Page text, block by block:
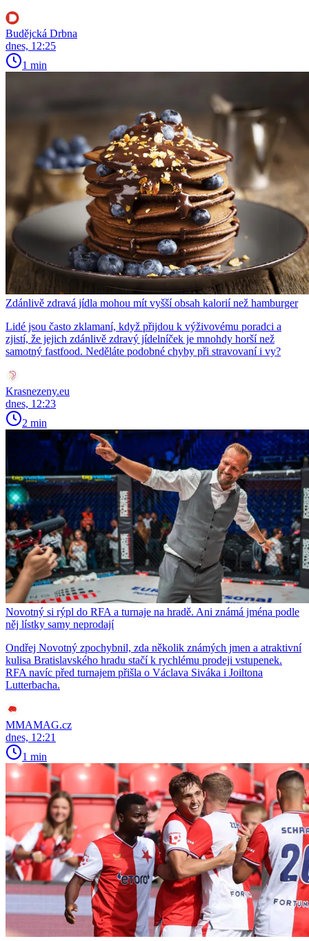
Budějcká Drbna
dnes, 12:25
1 min
Zdánlivě zdravá jídla mohou mít vyšší obsah kalorií než hamburger
Lidé jsou často zklamaní, když přijdou k výživovému poradci a
zjistí, že jejich zdánlivě zdravý jídelníček je mnohdy horší než
samotný fastfood. Neděláte podobné chyby při stravovaní i vy?
Krasnezeny.eu
dnes, 12:23
2 min
Novotný si rýpl do RFA a turnaje na hradě. Ani známá jména podle
něj lístky samy neprodají
Ondřej Novotný zpochybnil, zda několik známých jmen a atraktivní
kulisa Bratislavského hradu stačí k rychlému prodeji vstupenek.
RFA navíc před turnajem přišla o Václava Siváka i Joiltona
Lutterbacha.
MMAMAG.cz
dnes, 12:21
1 min